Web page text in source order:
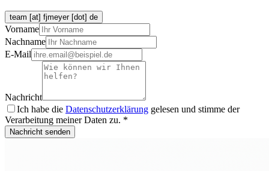
team [at] fjmeyer [dot] de
Vorname
Nachname
E-Mail
Nachricht
Ich habe die Datenschutzerklärung gelesen und stimme der
Verarbeitung meiner Daten zu. *
Nachricht senden